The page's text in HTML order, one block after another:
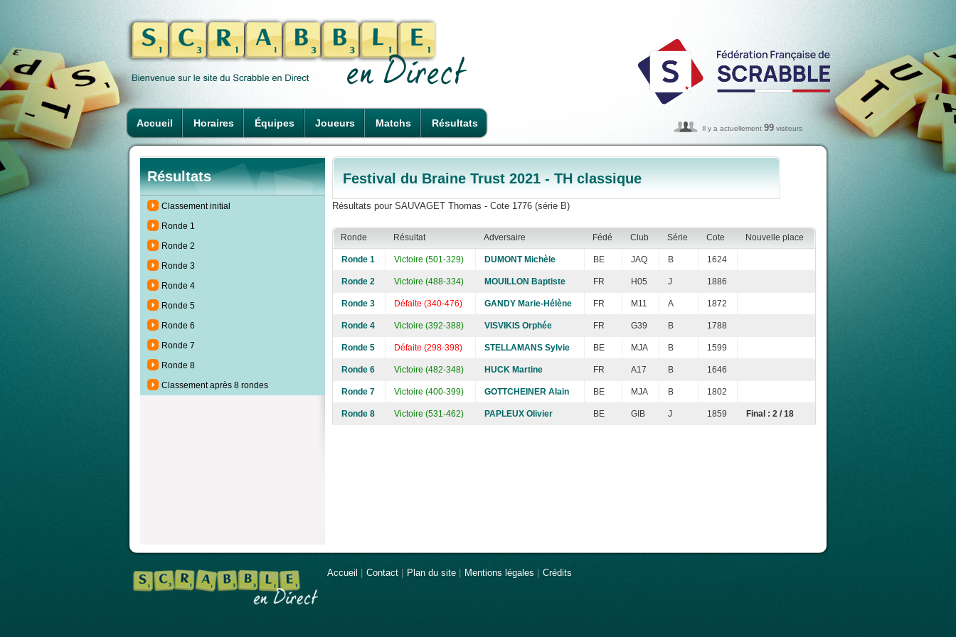
Accueil Horaires Équipes Joueurs Matchs Résultats Il y a actuellement 99 visiteurs
Résultats
Classement initial
Ronde 1
Ronde 2
Ronde 3
Ronde 4
Ronde 5
Ronde 6
Ronde 7
Ronde 8
Classement après 8 rondes
Festival du Braine Trust 2021 - TH classique
Résultats pour SAUVAGET Thomas - Cote 1776 (série B)
Ronde Résultat Adversaire Fédé Club Série Cote Nouvelle place
Ronde 1 Victoire (501-329) DUMONT Michèle BE JAQ B 1624
Ronde 2 Victoire (488-334) MOUILLON Baptiste FR H05 J 1886
Ronde 3 Défaite (340-476) GANDY Marie-Hélène FR M11 A 1872
Ronde 4 Victoire (392-388) VISVIKIS Orphée FR G39 B 1788
Ronde 5 Défaite (298-398) STELLAMANS Sylvie BE MJA B 1599
Ronde 6 Victoire (482-348) HUCK Martine FR A17 B 1646
Ronde 7 Victoire (400-399) GOTTCHEINER Alain BE MJA B 1802
Ronde 8 Victoire (531-462) PAPLEUX Olivier BE GIB J 1859 Final : 2 / 18
Accueil Contact Plan du site Mentions légales Crédits